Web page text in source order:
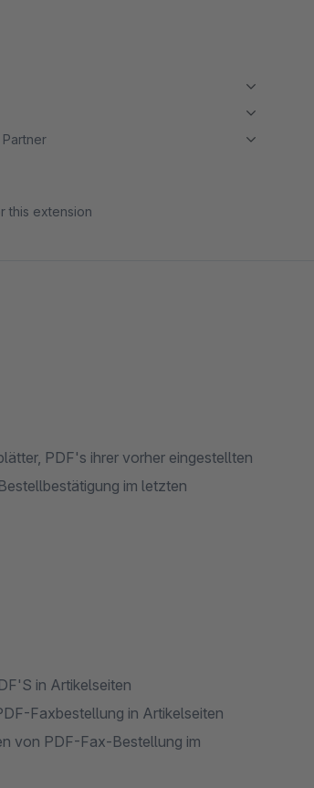
this extension
PDF's ihrer vorher eingestellten
im letzten
in Artikelseiten
Faxbestellung in Artikelseiten
von PDF-Fax-Bestellung im